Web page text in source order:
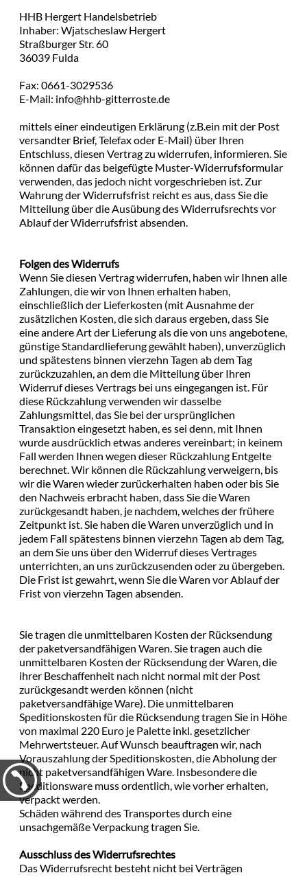
HHB Hergert Handelsbetrieb
Inhaber: Wjatscheslaw Hergert
Straßburger Str. 60
36039 Fulda
Fax: 0661-3029536
E-Mail: info@hhb-gitterroste.de
mittels einer eindeutigen Erklärung (z.B.ein mit der Post
versandter Brief, Telefax oder E-Mail) über Ihren
Entschluss, diesen Vertrag zu widerrufen, informieren. Sie
können dafür das beigefügte Muster-Widerrufsformular
verwenden, das jedoch nicht vorgeschrieben ist. Zur
Wahrung der Widerrufsfrist reicht es aus, dass Sie die
Mitteilung über die Ausübung des Widerrufsrechts vor
Ablauf der Widerrufsfrist absenden.
Folgen des Widerrufs
Wenn Sie diesen Vertrag widerrufen, haben wir Ihnen alle
Zahlungen, die wir von Ihnen erhalten haben,
einschließlich der Lieferkosten (mit Ausnahme der
zusätzlichen Kosten, die sich daraus ergeben, dass Sie
eine andere Art der Lieferung als die von uns angebotene,
günstige Standardlieferung gewählt haben), unverzüglich
und spätestens binnen vierzehn Tagen ab dem Tag
zurückzuzahlen, an dem die Mitteilung über Ihren
Widerruf dieses Vertrags bei uns eingegangen ist. Für
diese Rückzahlung verwenden wir dasselbe
Zahlungsmittel, das Sie bei der ursprünglichen
Transaktion eingesetzt haben, es sei denn, mit Ihnen
wurde ausdrücklich etwas anderes vereinbart; in keinem
Fall werden Ihnen wegen dieser Rückzahlung Entgelte
berechnet. Wir können die Rückzahlung verweigern, bis
wir die Waren wieder zurückerhalten haben oder bis Sie
den Nachweis erbracht haben, dass Sie die Waren
zurückgesandt haben, je nachdem, welches der frühere
Zeitpunkt ist. Sie haben die Waren unverzüglich und in
jedem Fall spätestens binnen vierzehn Tagen ab dem Tag,
an dem Sie uns über den Widerruf dieses Vertrages
unterrichten, an uns zurückzusenden oder zu übergeben.
Die Frist ist gewahrt, wenn Sie die Waren vor Ablauf der
Frist von vierzehn Tagen absenden.
Sie tragen die unmittelbaren Kosten der Rücksendung
der paketversandfähigen Waren. Sie tragen auch die
unmittelbaren Kosten der Rücksendung der Waren, die
ihrer Beschaffenheit nach nicht normal mit der Post
zurückgesandt werden können (nicht
paketversandfähige Ware). Die unmittelbaren
Speditionskosten für die Rücksendung tragen Sie in Höhe
von maximal 220 Euro je Palette inkl. gesetzlicher
Mehrwertsteuer. Auf Wunsch beauftragen wir, nach
Vorauszahlung der Speditionskosten, die Abholung der
nicht paketversandfähigen Ware. Insbesondere die
Speditionsware muss ordentlich, wie vorher erhalten,
verpackt werden.
Schäden während des Transportes durch eine
unsachgemäße Verpackung tragen Sie.
Ausschluss des Widerrufsrechtes
Das Widerrufsrecht besteht nicht bei Verträgen